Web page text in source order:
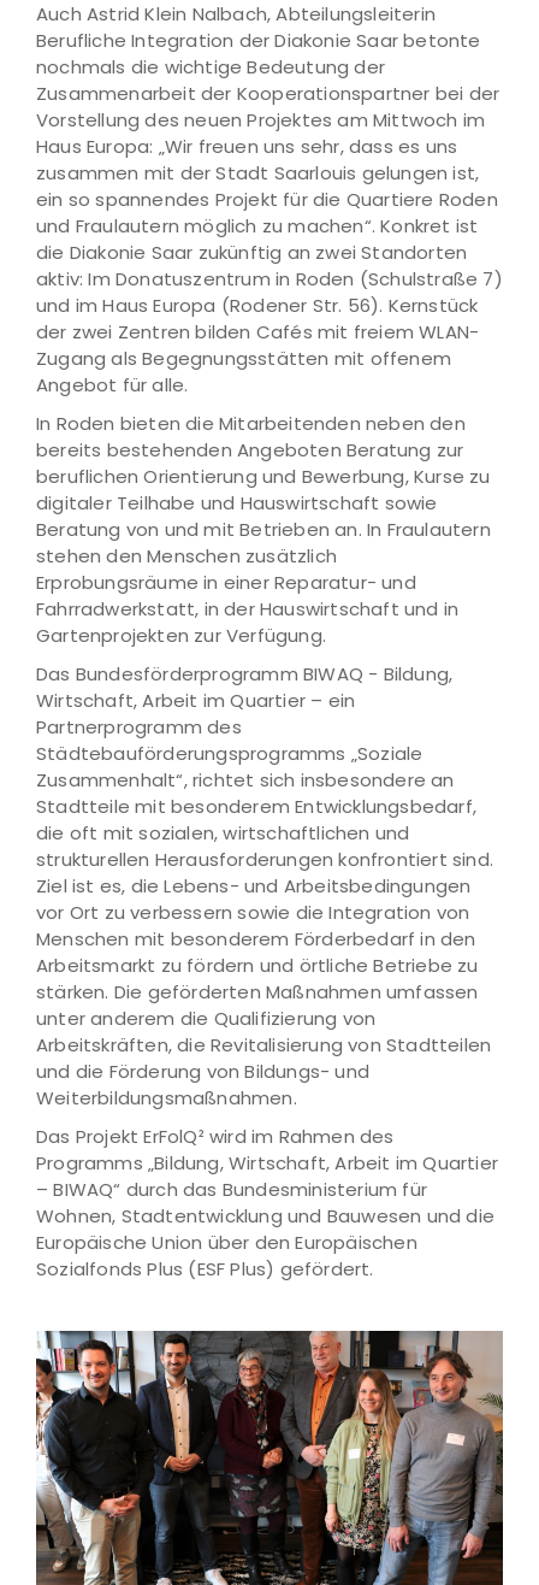
Auch Astrid Klein Nalbach, Abteilungsleiterin
Berufliche Integration der Diakonie Saar betonte
nochmals die wichtige Bedeutung der
Zusammenarbeit der Kooperationspartner bei der
Vorstellung des neuen Projektes am Mittwoch im
Haus Europa: „Wir freuen uns sehr, dass es uns
zusammen mit der Stadt Saarlouis gelungen ist,
ein so spannendes Projekt für die Quartiere Roden
und Fraulautern möglich zu machen“. Konkret ist
die Diakonie Saar zukünftig an zwei Standorten
aktiv: Im Donatuszentrum in Roden (Schulstraße 7)
und im Haus Europa (Rodener Str. 56). Kernstück
der zwei Zentren bilden Cafés mit freiem WLAN-
Zugang als Begegnungsstätten mit offenem
Angebot für alle.
In Roden bieten die Mitarbeitenden neben den
bereits bestehenden Angeboten Beratung zur
beruflichen Orientierung und Bewerbung, Kurse zu
digitaler Teilhabe und Hauswirtschaft sowie
Beratung von und mit Betrieben an. In Fraulautern
stehen den Menschen zusätzlich
Erprobungsräume in einer Reparatur- und
Fahrradwerkstatt, in der Hauswirtschaft und in
Gartenprojekten zur Verfügung.
Das Bundesförderprogramm BIWAQ - Bildung,
Wirtschaft, Arbeit im Quartier – ein
Partnerprogramm des
Städtebauförderungsprogramms „Soziale
Zusammenhalt“, richtet sich insbesondere an
Stadtteile mit besonderem Entwicklungsbedarf,
die oft mit sozialen, wirtschaftlichen und
strukturellen Herausforderungen konfrontiert sind.
Ziel ist es, die Lebens- und Arbeitsbedingungen
vor Ort zu verbessern sowie die Integration von
Menschen mit besonderem Förderbedarf in den
Arbeitsmarkt zu fördern und örtliche Betriebe zu
stärken. Die geförderten Maßnahmen umfassen
unter anderem die Qualifizierung von
Arbeitskräften, die Revitalisierung von Stadtteilen
und die Förderung von Bildungs- und
Weiterbildungsmaßnahmen.
Das Projekt ErFolQ² wird im Rahmen des
Programms „Bildung, Wirtschaft, Arbeit im Quartier
– BIWAQ“ durch das Bundesministerium für
Wohnen, Stadtentwicklung und Bauwesen und die
Europäische Union über den Europäischen
Sozialfonds Plus (ESF Plus) gefördert.